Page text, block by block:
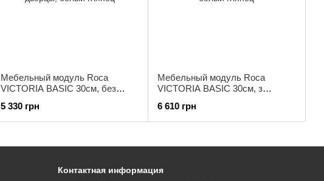
Мебельный модуль Roca
VICTORIA BASIC 30см, без
5 330 грн
Мебельный модуль Roca
VICTORIA BASIC 30см, з
6 610 грн
Контактная информация